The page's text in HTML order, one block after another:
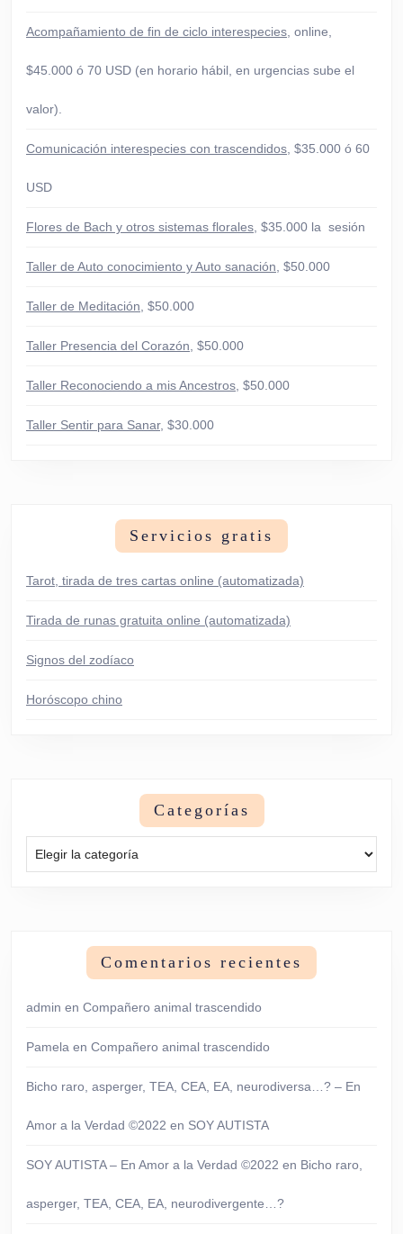
Acompañamiento de fin de ciclo interespecies , online,
$45.000 ó 70 USD (en horario hábil, en urgencias sube el
valor).
Comunicación interespecies con trascendidos , $35.000 ó 60
USD
Flores de Bach y otros sistemas florales , $35.000 la sesión
Taller de Auto conocimiento y Auto sanación , $50.000
Taller de Meditación , $50.000
Taller Presencia del Corazón , $50.000
Taller Reconociendo a mis Ancestros , $50.000
Taller Sentir para Sanar, $30.000
Servicios gratis
Tarot, tirada de tres cartas online (automatizada)
Tirada de runas gratuita online (automatizada)
Signos del zodíaco
Horóscopo chino
Categorías
Comentarios recientes
admin en Compañero animal trascendido
Pamela en Compañero animal trascendido
Bicho raro, asperger, TEA, CEA, EA, neurodiversa…? – En
Amor a la Verdad ©2022 en SOY AUTISTA
SOY AUTISTA – En Amor a la Verdad ©2022 en Bicho raro,
asperger, TEA, CEA, EA, neurodivergente…?